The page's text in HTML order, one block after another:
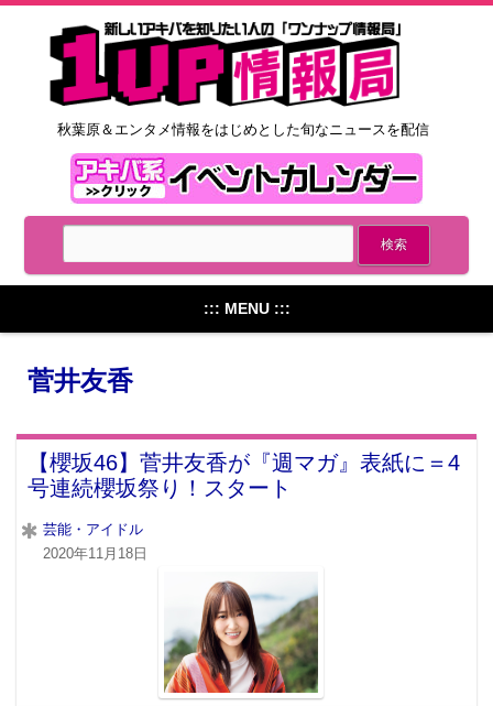
秋葉原＆エンタメ情報をはじめとした旬なニュースを配信
::: MENU :::
菅井友香
【櫻坂46】菅井友香が『週マガ』表紙に＝4
号連続櫻坂祭り！スタート
芸能・アイドル
2020年11月18日